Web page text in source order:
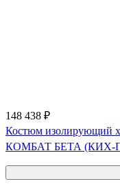
148 438 ₽
Костюм изолирующий
КОМБАТ БЕТА (КИХ-